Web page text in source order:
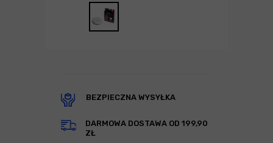
BEZPIECZNA WYSYŁKA
DARMOWA DOSTAWA OD 199,90
ZŁ